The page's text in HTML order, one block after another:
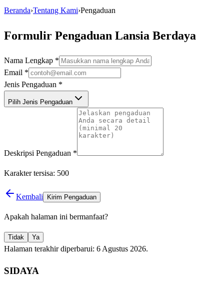
Beranda›Tentang Kami›Pengaduan
Formulir Pengaduan Lansia Berdaya
Nama Lengkap *
Email *
Jenis Pengaduan *
Pilih Jenis Pengaduan
Deskripsi Pengaduan *
Karakter tersisa: 500
Kembali Kirim Pengaduan
Apakah halaman ini bermanfaat?
Tidak Ya
Halaman terakhir diperbarui: 6 Agustus 2026.
SIDAYA